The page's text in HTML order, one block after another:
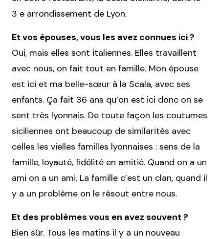
3 e arrondissement de Lyon.
Et vos épouses, vous les avez connues ici ?
Oui, mais elles sont italiennes. Elles travaillent
avec nous, on fait tout en famille. Mon épouse
est ici et ma belle-sœur à la Scala, avec ses
enfants. Ça fait 36 ans qu’on est ici donc on se
sent très lyonnais. De toute façon les coutumes
siciliennes ont beaucoup de similarités avec
celles les vielles familles lyonnaises : sens de la
famille, loyauté, fidélité en amitié. Quand on a un
ami on a un ami. La famille c’est un clan, quand il
y a un problème on le résout entre nous.
Et des problèmes vous en avez souvent ?
Bien sûr. Tous les matins il y a un nouveau